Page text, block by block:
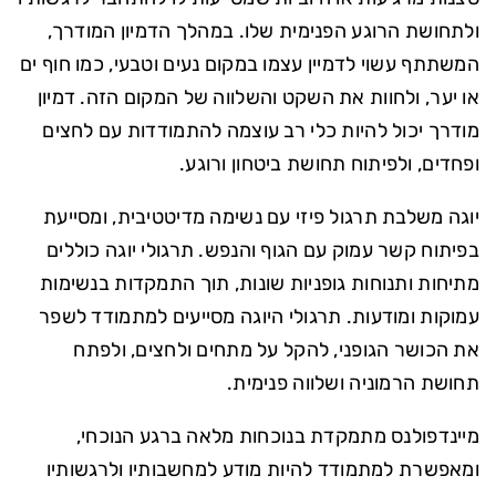
ולתחושת הרוגע הפנימית שלו. במהלך הדמיון המודרך,
המשתתף עשוי לדמיין עצמו במקום נעים וטבעי, כמו חוף ים
או יער, ולחוות את השקט והשלווה של המקום הזה. דמיון
מודרך יכול להיות כלי רב עוצמה להתמודדות עם לחצים
ופחדים, ולפיתוח תחושת ביטחון ורוגע.
יוגה משלבת תרגול פיזי עם נשימה מדיטטיבית, ומסייעת
בפיתוח קשר עמוק עם הגוף והנפש. תרגולי יוגה כוללים
מתיחות ותנוחות גופניות שונות, תוך התמקדות בנשימות
עמוקות ומודעות. תרגולי היוגה מסייעים למתמודד לשפר
את הכושר הגופני, להקל על מתחים ולחצים, ולפתח
תחושת הרמוניה ושלווה פנימית.
מיינדפולנס מתמקדת בנוכחות מלאה ברגע הנוכחי,
ומאפשרת למתמודד להיות מודע למחשבותיו ולרגשותיו